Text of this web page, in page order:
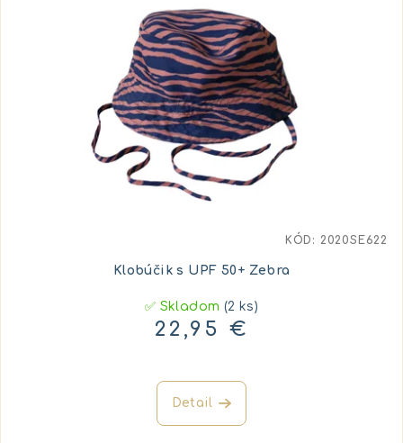
Klobúčik s UPF 50+ Zebra
✅ Skladom (2 ks)
22,95 €
Detail
KÓD: 2020SE622